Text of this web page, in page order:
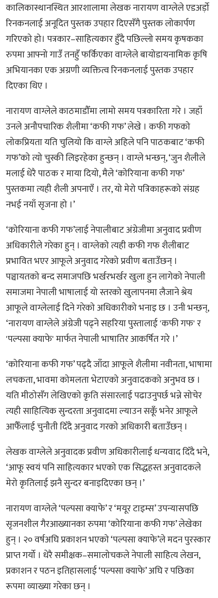
कालिकास्थानस्थित आरशालामा लेखक नारायण वाग्लेले एडअर्ड़ो
रिनकनलाई अनूदित पुस्तक उपहार दिएसँगै पुस्तक लोकार्पण
गरिएको हो। पत्रकार–साहित्यकार हुँदै पछिल्लो समय कृषकका
रुपमा आफ्नो गाउँ तनहुँ फर्किएका वाग्लेले बायोडायनामिक कृषि
अभियानका एक अग्रणी व्यक्तित्व रिनकनलाई पुस्तक उपहार
दिएका थिए ।
नारायण वाग्लेले काठमाडौँमा लामो समय पत्रकारिता गरे । जहाँ
उनले अनौपचारिक शैलीमा ‘कफी गफ’ लेखे । कफी गफको
लोकप्रियता यति चुलियो कि वाग्ले अहिले पनि पाठकबाट ‘कफी
गफ’को त्यो चुस्की लिइरहेका हुन्छन् । वाग्ले भन्छन्, ‘जुन शैलीले
मलाई धेरै पाठक र माया दियो, मैले ‘कोरियाना कफी गफ’
पुस्तकमा त्यही शैली अपनाएँ । तर, यो मेरो पत्रिकाहरूको संग्रह
नभई नयाँ सृजना हो ।’
‘कोरियाना कफी गफ’लाई नेपालीबाट अंग्रेजीमा अनुवाद प्रवीण
अधिकारीले गरेका हुन् । वाग्लेको त्यही कफी गफ शैलीबाट
प्रभावित भएर आफूले अनुवाद गरेको प्रवीण बताउँछन् ।
पञ्चायतको बन्द समाजपछि भर्खरभर्खर खुला हुन लागेको नेपाली
समाजमा नेपाली भाषालाई यो स्तरको खुलापनमा लैजाने श्रेय
आफूले वाग्लेलाई दिने गरेको अधिकारीको भनाइ छ । उनी भन्छन्,
‘नारायण वाग्लेले अंग्रेजी पढ्ने सहरिया पुस्तालाई 'कफी गफ' र
'पल्पसा क्याफे' मार्फत नेपाली भाषातिर आकर्षित गरे ।’
‘कोरियाना कफी गफ’ पढ्दै जाँदा आफूले शैलीमा नवीनता, भाषामा
लचकता, भावमा कोमलता भेटाएको अनुवादकको अनुभव छ ।
यति मीठोसँग लेखिएको कृति संसारलाई पढाउनुपर्छ भन्ने सोचेर
त्यही साहित्यिक सुन्दरता अनुवादमा ल्याउन सकूँ भनेर आफूले
आफैँलाई चुनौती दिँदै अनुवाद गरको अधिकारी बताउँछन् ।
लेखक वाग्लेले अनुवादक प्रवीण अधिकारीलाई धन्यवाद दिँदै भने,
‘आफू स्वयं पनि साहित्यकार भएको एक सिद्धहस्त अनुवादकले
मेरो कृतिलाई झनै सुन्दर बनाइदिएका छन् ।’
नारायण वाग्लेले ‘पल्पसा क्याफे’ र ‘मयूर टाइम्स’ उपन्यासपछि
सृजनशील गैरआख्यानका रुपमा ‘कोरियाना कफी गफ’ लेखेका
हुन् । २० वर्षअघि प्रकाशन भएको ‘पल्पसा क्याफे’ले मदन पुरस्कार
प्राप्त गर्यो । धेरै समीक्षक–समालोचकले नेपाली साहित्य लेखन,
प्रकाशन र पठन इतिहासलाई ‘पल्पसा क्याफे’ अघि र पछिका
रूपमा व्याख्या गरेका छन् ।